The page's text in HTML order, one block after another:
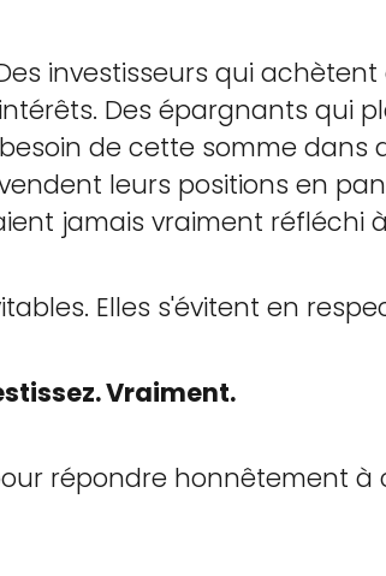
investisseurs qui
Des épargnants qui
de cette somme
leurs positions en
jamais vraiment réfléchi
Elles s'évitent en
Vraiment.
répondre honnêtement